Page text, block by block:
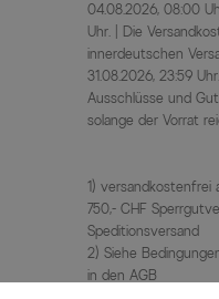
04.08.2026, 08:00
Uhr. | Die
innerdeutschen
31.08.2026, 23:59
Ausschlüsse und
solange der Vorrat
1) versandkostenfrei
750,- CHF
Speditionsversand
2) Siehe
in den AGB